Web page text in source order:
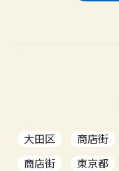
大田区 商店街
商店街
東京都